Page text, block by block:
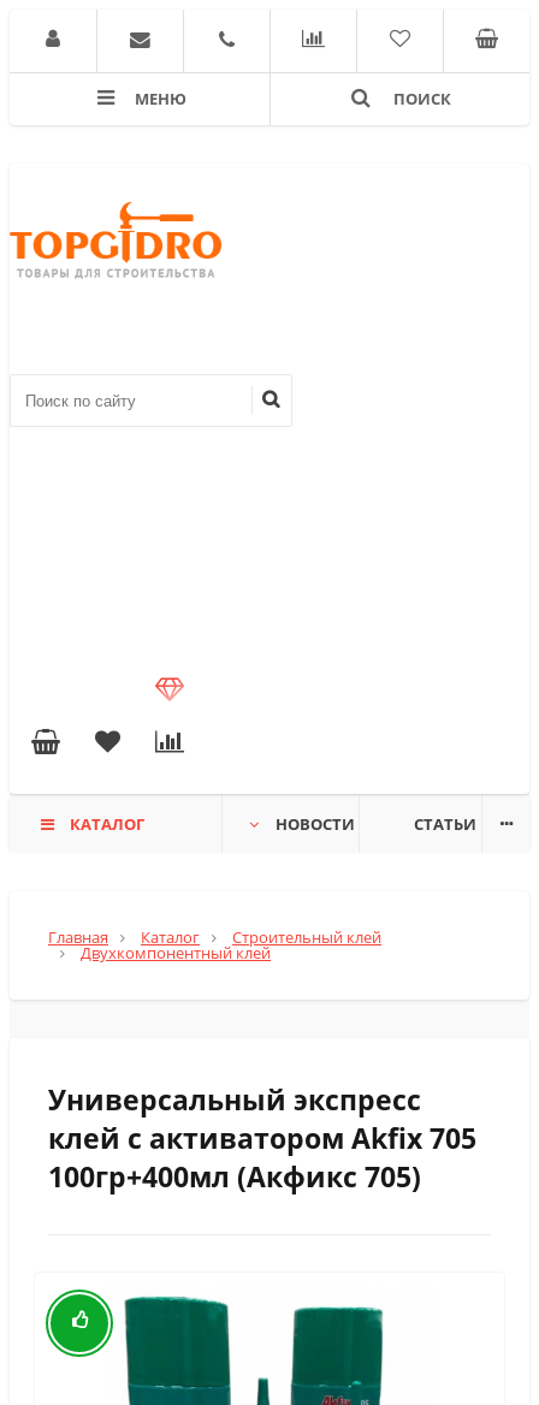
МЕНЮ ПОИСК
КАТАЛОГ НОВОСТИ СТАТЬИ
Главная Каталог Строительный клей
Двухкомпонентный клей
Универсальный экспресс
клей с активатором Akfix 705
100гр+400мл (Акфикс 705)